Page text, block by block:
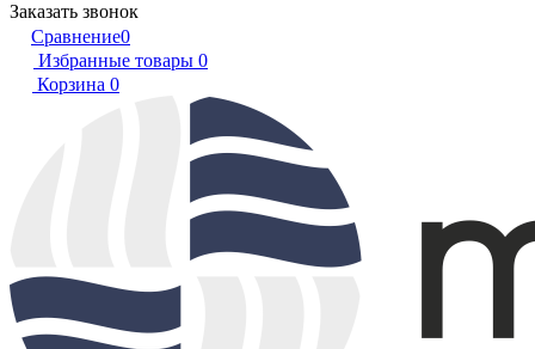
Заказать звонок
Сравнение0
Избранные товары 0
Корзина 0